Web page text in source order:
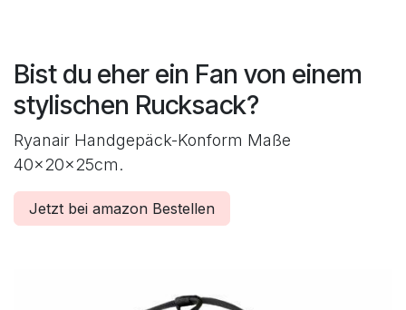
Bist du eher ein Fan von einem
stylischen Rucksack?
Ryanair Handgepäck-Konform Maße
40x20x25cm.
Jetzt bei amazon Bestellen